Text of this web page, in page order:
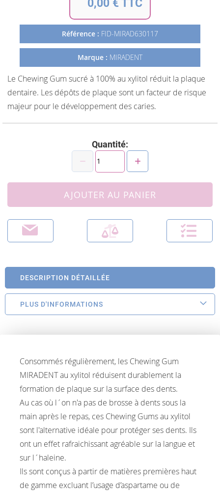
Galerie
0,00 € TTC
Référence : FID-MIRAD630117
Marque : MIRADENT
Le Chewing Gum sucré à 100% au xylitol réduit la plaque
dentaire. Les dépôts de plaque sont un facteur de risque
majeur pour le développement des caries.
Quantité:
AJOUTER AU PANIER
DESCRIPTION DÉTAILLÉE
PLUS D'INFORMATIONS
Consommés régulièrement, les Chewing Gum
MIRADENT au xylitol réduisent durablement la
formation de plaque sur la surface des dents.
Au cas où l´on n'a pas de brosse à dents sous la
main après le repas, ces Chewing Gums au xylitol
sont l'alternative idéale pour protéger ses dents. Ils
ont un effet rafraichissant agréable sur la langue et
sur l´haleine.
Ils sont conçus à partir de matières premières haut
de gamme excluant l’usage d’aspartame ou de